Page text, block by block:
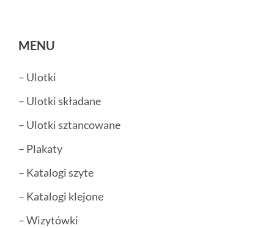
MENU
– Ulotki
– Ulotki składane
– Ulotki sztancowane
– Plakaty
– Katalogi szyte
– Katalogi klejone
– Wizytówki